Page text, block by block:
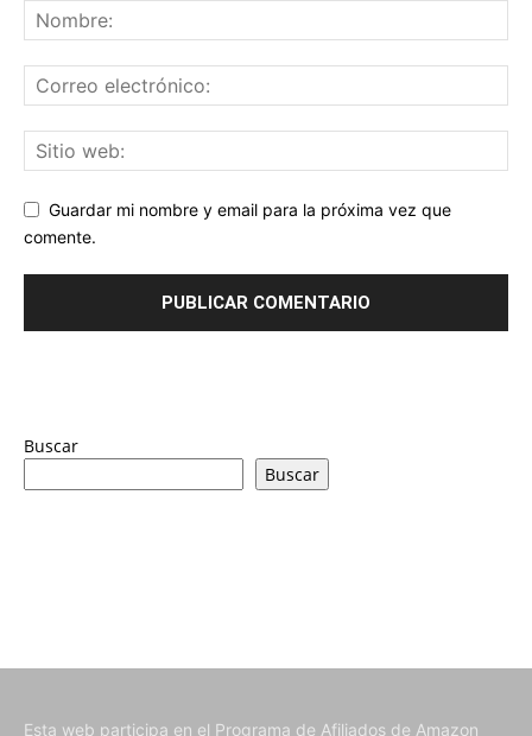
Guardar mi nombre y email para la próxima vez que
comente.
Buscar
Buscar
Esta web participa en el Programa de Afiliados de Amazon